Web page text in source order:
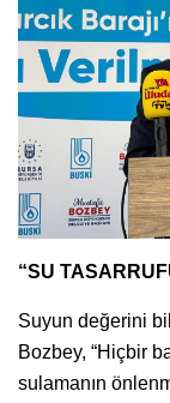
“SU
Suyun değerini
Bozbey, “Hiçbir
sulamanın